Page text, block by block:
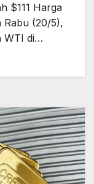
$111 Harga
Rabu (20/5),
WTI di…